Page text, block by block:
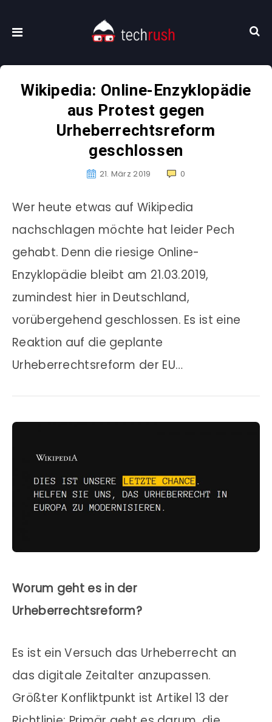
Wikipedia: Online-Enzyklopädie
aus Protest gegen
Urheberrechtsreform
geschlossen
21. März 2019 0
Wer heute etwas auf Wikipedia
nachschlagen möchte hat leider Pech
gehabt. Denn die riesige Online-
Enzyklopädie bleibt am 21.03.2019,
zumindest hier in Deutschland,
vorübergehend geschlossen. Es ist eine
Reaktion auf die geplante
Urheberrechtsreform der EU…
Worum geht es in der
Urheberrechtsreform?
Es ist ein Versuch das Urheberrecht an
das digitale Zeitalter anzupassen.
Größter Konfliktpunkt ist Artikel 13 der